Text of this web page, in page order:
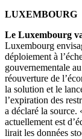
LUXEMBOURG
Le Luxembourg
Luxembourg
déploiement à
gouvernementale
réouverture de
la solution et le
l’expiration des
a déclaré la source.
actuellement est
lirait les données